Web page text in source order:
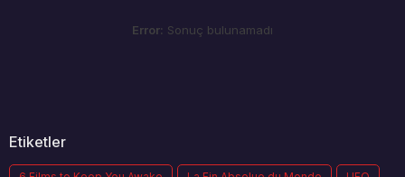
Error: Sonuç bulunamadı
Etiketler